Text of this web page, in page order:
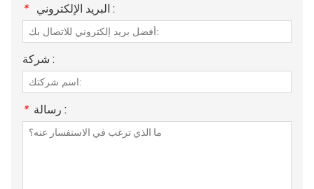
* البريد الإلكتروني :
شركة :
* رسالة :